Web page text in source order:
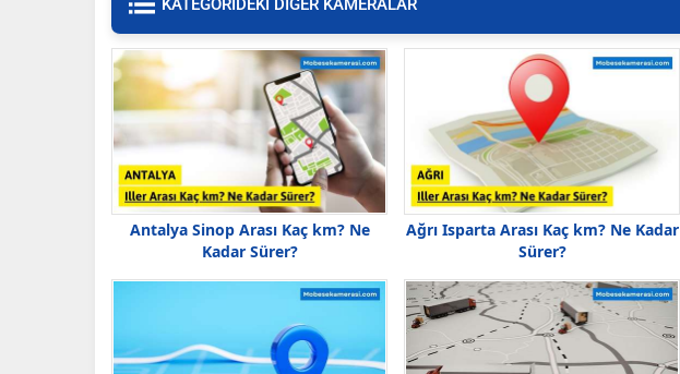
KATEGORIDEKI DİĞER KAMERALAR
Antalya Sinop Arası Kaç km? Ne
Kadar Sürer?
Ağrı Isparta Arası Kaç km? Ne Kadar
Sürer?